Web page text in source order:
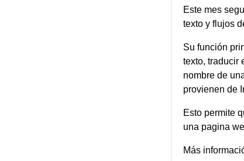
Este mes
texto y flujos
Su función
texto, traducir
nombre de
provienen de
Esto permite
una pagina
Más